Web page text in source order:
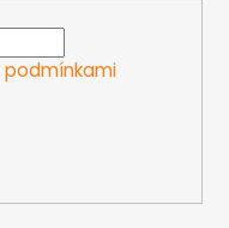
podmínkami